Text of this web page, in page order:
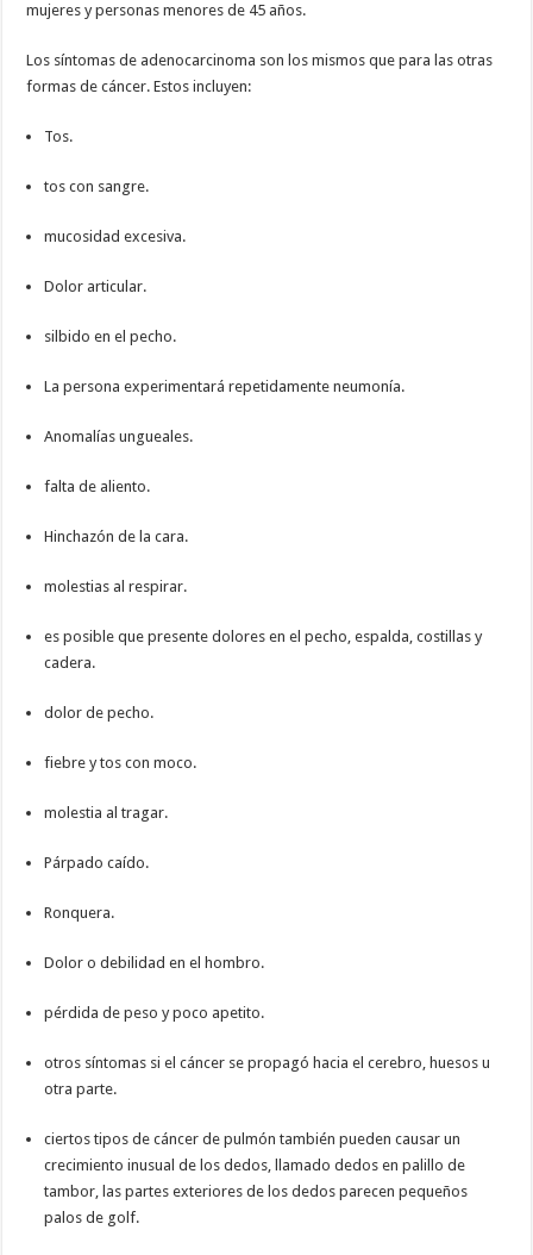
mujeres y personas menores de 45 años.
Los síntomas de adenocarcinoma son los mismos que para las otras
formas de cáncer. Estos incluyen:
Tos.
tos con sangre.
mucosidad excesiva.
Dolor articular.
silbido en el pecho.
La persona experimentará repetidamente neumonía.
Anomalías ungueales.
falta de aliento.
Hinchazón de la cara.
molestias al respirar.
es posible que presente dolores en el pecho, espalda, costillas y
cadera.
dolor de pecho.
fiebre y tos con moco.
molestia al tragar.
Párpado caído.
Ronquera.
Dolor o debilidad en el hombro.
pérdida de peso y poco apetito.
otros síntomas si el cáncer se propagó hacia el cerebro, huesos u
otra parte.
ciertos tipos de cáncer de pulmón también pueden causar un
crecimiento inusual de los dedos, llamado dedos en palillo de
tambor, las partes exteriores de los dedos parecen pequeños
palos de golf.